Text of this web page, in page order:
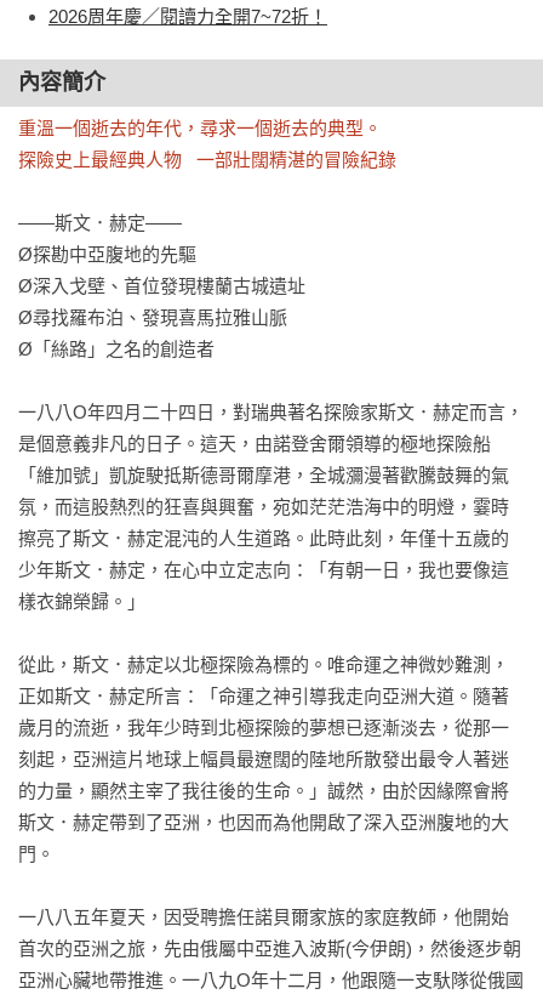
2026周年慶／閱讀力全開7~72折！
內容簡介
重溫一個逝去的年代，尋求一個逝去的典型。
探險史上最經典人物   一部壯闊精湛的冒險紀錄
——斯文．赫定——
Ø探勘中亞腹地的先驅
Ø深入戈壁、首位發現樓蘭古城遺址
Ø尋找羅布泊、發現喜馬拉雅山脈
Ø「絲路」之名的創造者
一八八O年四月二十四日，對瑞典著名探險家斯文．赫定而言，
是個意義非凡的日子。這天，由諾登舍爾領導的極地探險船
「維加號」凱旋駛抵斯德哥爾摩港，全城瀰漫著歡騰鼓舞的氣
氛，而這股熱烈的狂喜與興奮，宛如茫茫浩海中的明燈，霎時
擦亮了斯文．赫定混沌的人生道路。此時此刻，年僅十五歲的
少年斯文．赫定，在心中立定志向：「有朝一日，我也要像這
樣衣錦榮歸。」
從此，斯文．赫定以北極探險為標的。唯命運之神微妙難測，
正如斯文．赫定所言：「命運之神引導我走向亞洲大道。隨著
歲月的流逝，我年少時到北極探險的夢想已逐漸淡去，從那一
刻起，亞洲這片地球上幅員最遼闊的陸地所散發出最令人著迷
的力量，顯然主宰了我往後的生命。」誠然，由於因緣際會將
斯文．赫定帶到了亞洲，也因而為他開啟了深入亞洲腹地的大
門。
一八八五年夏天，因受聘擔任諾貝爾家族的家庭教師，他開始
首次的亞洲之旅，先由俄屬中亞進入波斯(今伊朗)，然後逐步朝
亞洲心臟地帶推進。一八九O年十二月，他跟隨一支馱隊從俄國